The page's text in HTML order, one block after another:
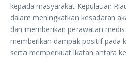
kepada masyarakat Kepulauan
dalam meningkatkan kesadaran
dan memberikan perawatan
memberikan dampak positif pada
serta memperkuat ikatan antara